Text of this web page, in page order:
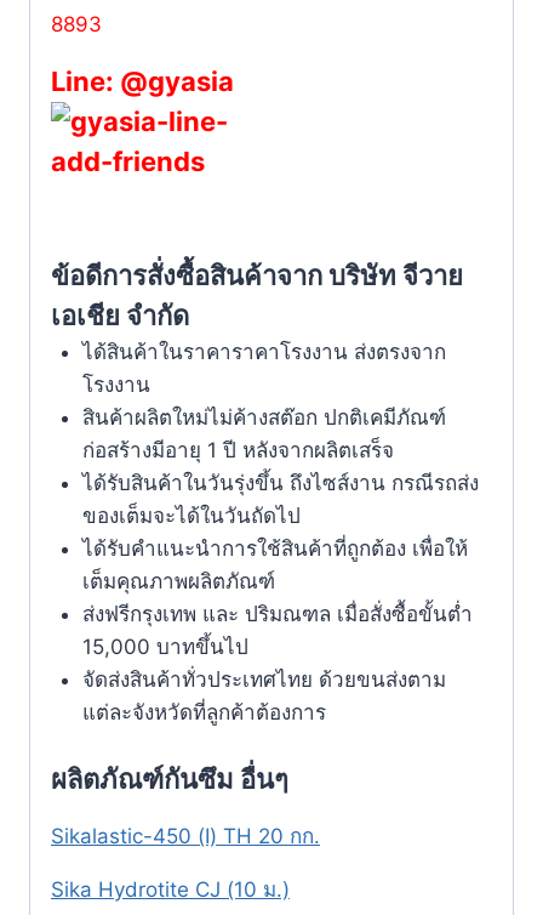
8893
Line: @gyasia
ข้อดีการสั่งซื้อสินค้าจาก บริษัท จีวาย
เอเชีย จำกัด
ได้สินค้าในราคาราคาโรงงาน ส่งตรงจาก
โรงงาน
สินค้าผลิตใหม่ไม่ค้างสต๊อก ปกติเคมีภัณฑ์
ก่อสร้างมีอายุ 1 ปี หลังจากผลิตเสร็จ
ได้รับสินค้าในวันรุ่งขึ้น ถึงไซส์งาน กรณีรถส่ง
ของเต็มจะได้ในวันถัดไป
ได้รับคำแนะนำการใช้สินค้าที่ถูกต้อง เพื่อให้
เต็มคุณภาพผลิตภัณฑ์
ส่งฟรีกรุงเทพ และ ปริมณฑล เมื่อสั่งซื้อขั้นต่ำ
15,000 บาทขึ้นไป
จัดส่งสินค้าทั่วประเทศไทย ด้วยขนส่งตาม
แต่ละจังหวัดที่ลูกค้าต้องการ
ผลิตภัณฑ์กันซึม อื่นๆ
Sikalastic-450 (I) TH 20 กก.
Sika Hydrotite CJ (10 ม.)